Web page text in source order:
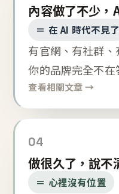
內容做了不少，
＝ 在 AI 時代不見了
有官網、有社群
你的品牌完全不在
查看相關文章 →
04
做很久了，說不
＝ 心裡沒有位置